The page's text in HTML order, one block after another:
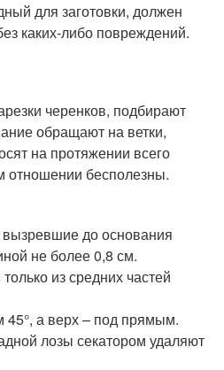
для заготовки, должен
каких-либо повреждений.
черенков, подбирают
обращают на ветки,
на протяжении всего
бесполезны.
до основания
не более 0,8 см.
из средних частей
45°, а верх – под прямым.
лозы секатором удаляют